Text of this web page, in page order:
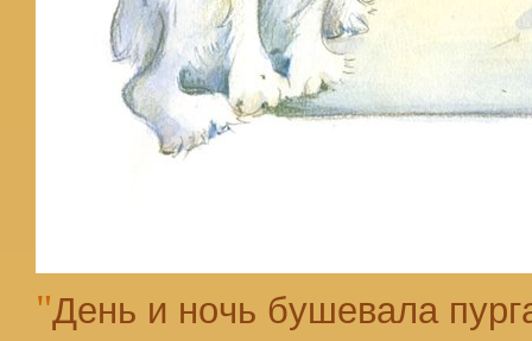
"День и ночь бушевала